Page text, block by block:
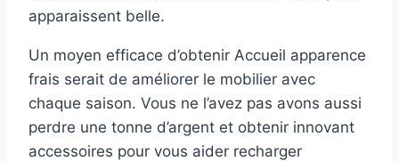
apparaissent belle.
Un moyen efficace d’obtenir Accueil apparence
frais serait de améliorer le mobilier avec
chaque saison. Vous ne l’avez pas avons aussi
perdre une tonne d’argent et obtenir innovant
accessoires pour vous aider recharger